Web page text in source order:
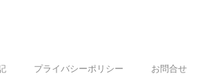
プライバシーポリシー お問合せ